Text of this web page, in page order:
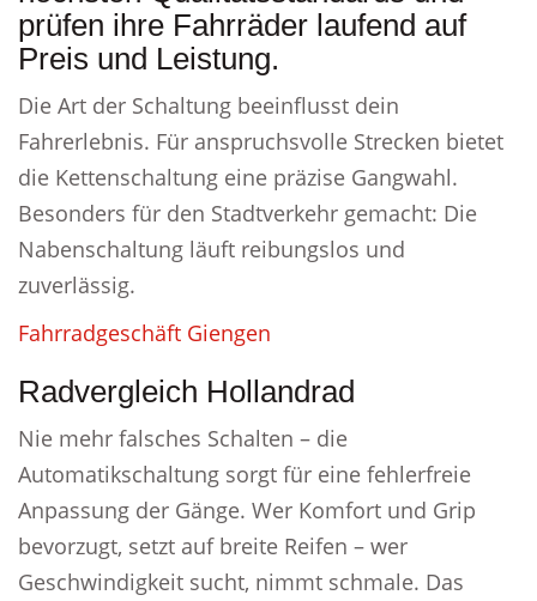
prüfen ihre Fahrräder laufend auf
Preis und Leistung.
Die Art der Schaltung beeinflusst dein
Fahrerlebnis. Für anspruchsvolle Strecken bietet
die Kettenschaltung eine präzise Gangwahl.
Besonders für den Stadtverkehr gemacht: Die
Nabenschaltung läuft reibungslos und
zuverlässig.
Fahrradgeschäft Giengen
Radvergleich Hollandrad
Nie mehr falsches Schalten – die
Automatikschaltung sorgt für eine fehlerfreie
Anpassung der Gänge. Wer Komfort und Grip
bevorzugt, setzt auf breite Reifen – wer
Geschwindigkeit sucht, nimmt schmale. Das